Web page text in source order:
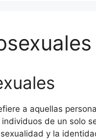
a aquellas
de un solo
y la